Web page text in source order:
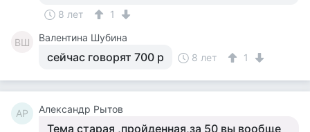
8 лет 1
ВШ Валентина Шубина
сейчас говорят 700 р 8 лет 1
АР Александр Рытов
Тема старая ,пройденная,за 50 вы вообще